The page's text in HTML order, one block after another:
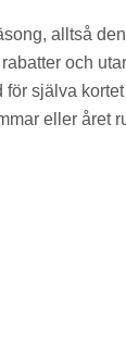
alltså
och
själva
eller året